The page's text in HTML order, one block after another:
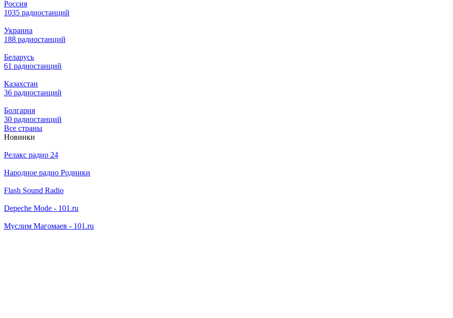
Россия
1035 радиостанций
Украина
188 радиостанций
Беларусь
61 радиостанций
Казахстан
36 радиостанций
Болгария
30 радиостанций
Все страны
Новинки
Релакс радио 24
Народное радио Родники
Flash Sound Radio
Depeche Mode - 101.ru
Муслим Магомаев - 101.ru